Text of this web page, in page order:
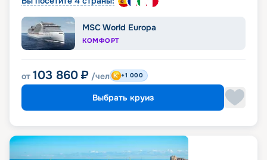
MSC World Europa
КОМФОРТ
от 103 860 ₽ /чел +1 000
Выбрать круиз